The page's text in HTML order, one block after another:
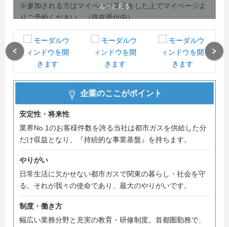
※参加される方はマイページ登録をした上でマイページよ
りご予約ください。（現在受付中）
もっと見る
企業のここがポイント
安定性・将来性
業界No.1のお客様件数を誇る当社は都市ガスを供給した分
だけ収益となり、『持続的な事業基盤』を持ちます。
やりがい
日常生活に欠かせない都市ガスで関東の暮らし・社会を守
る。それが我々の使命であり、最大のやりがいです。
制度・働き方
幅広い業務分野と充実の教育・研修制度。首都圏勤務で、